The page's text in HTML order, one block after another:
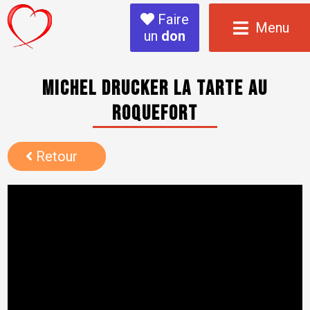
Faire
un don Menu
Michel Drucker la tarte au
Roquefort
Retour